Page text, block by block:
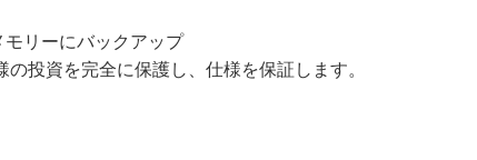
リーにバックアップ
投資を完全に保護し、仕様を保証します。